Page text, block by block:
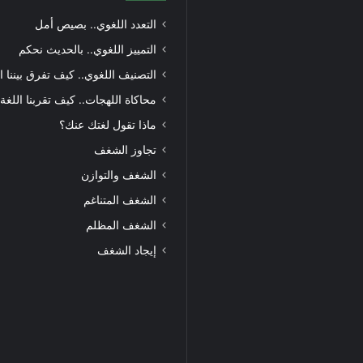
التعدد اللغوي.. بصيص أمل
التمييز اللغوي.. بالحديث نحكم
التصنيف اللغوي.. كيف تفرق بيننا
محاكاة اللهجات.. كيف تقربنا
ماذا تقول لغتك عنك؟
تجاوز الشغف
الشغف والتوازن
الشغف المتناغم
الشغف المظلم
إيجاد الشغف